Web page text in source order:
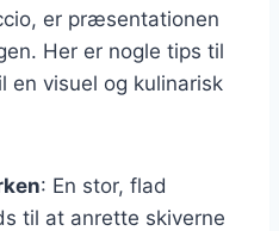
er præsentationen
Her er nogle tips til
en visuel og kulinarisk
: En stor, flad
til at anrette skiverne